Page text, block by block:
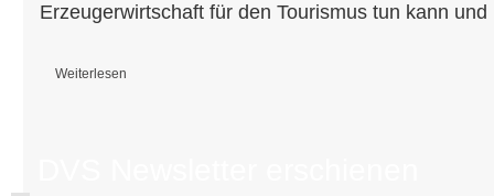
Erzeugerwirtschaft für den Tourismus tun kann und
Weiterlesen